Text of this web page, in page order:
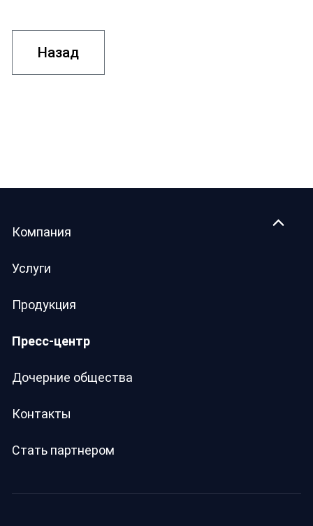
Назад
Компания
Услуги
Продукция
Пресс-центр
Дочерние общества
Контакты
Стать партнером